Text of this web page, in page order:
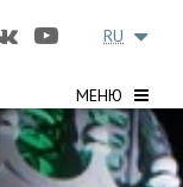
МЕНЮ
RU